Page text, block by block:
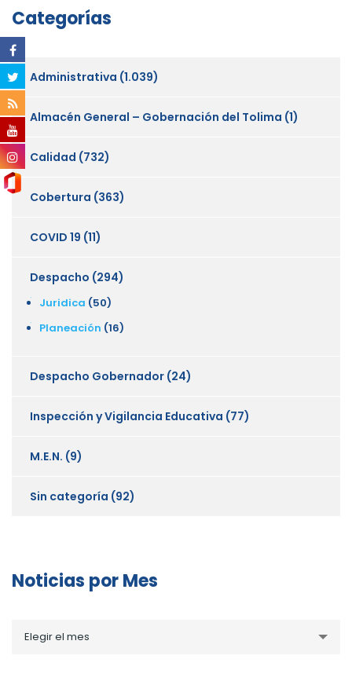
Categorías
Administrativa (1.039)
Almacén General – Gobernación del Tolima (1)
Calidad (732)
Cobertura (363)
COVID 19 (11)
Despacho (294)
Juridica (50)
Planeación (16)
Despacho Gobernador (24)
Inspección y Vigilancia Educativa (77)
M.E.N. (9)
Sin categoría (92)
Noticias por Mes
porElegir el mes